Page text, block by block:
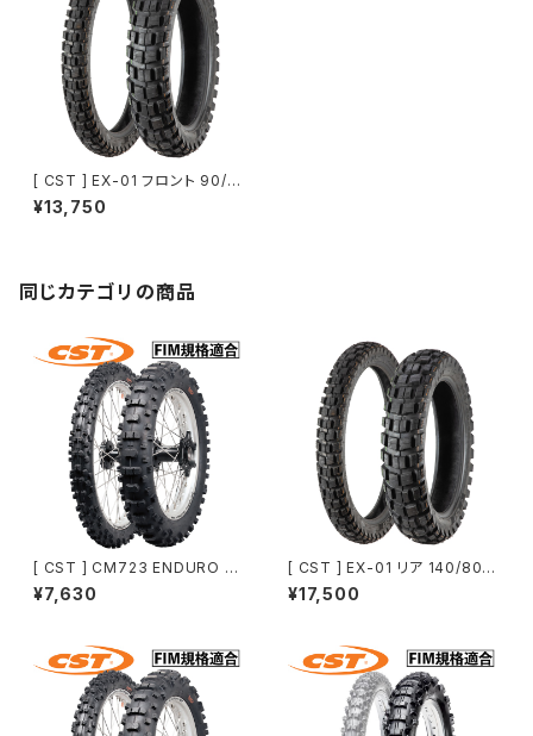
[ CST ] EX-01 フロント 90/9
0-21 54R TL | KOVE 450RA
LLY / 800X RALLY 純正タイ
¥13,750
同じカテゴリの商品
[ CST ] CM723 ENDURO 1
フロント 90/90-21 | FIM規格
適合エンデューロタイヤ
¥7,630
[ CST ] EX-01 リア 140/80-1
8 70R TL| KOVE 450RALLY
/ 800X RALLY 純正タイヤ
¥17,500